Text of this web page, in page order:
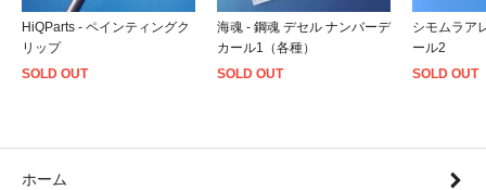
HiQParts - ペインティングク
リップ
SOLD OUT
海魂 - 鋼魂 デセル ナンバーデ
カール1（各種）
SOLD OUT
シモムラア
ール2
SOLD OUT
ホーム